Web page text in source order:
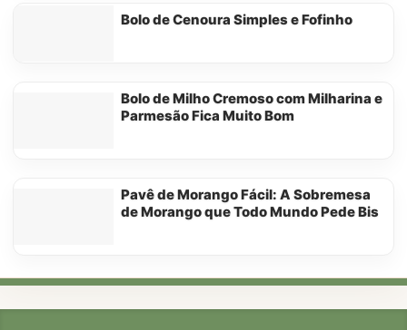
Bolo de Cenoura Simples e Fofinho
Bolo de Milho Cremoso com Milharina e
Parmesão Fica Muito Bom
Pavê de Morango Fácil: A Sobremesa
de Morango que Todo Mundo Pede Bis